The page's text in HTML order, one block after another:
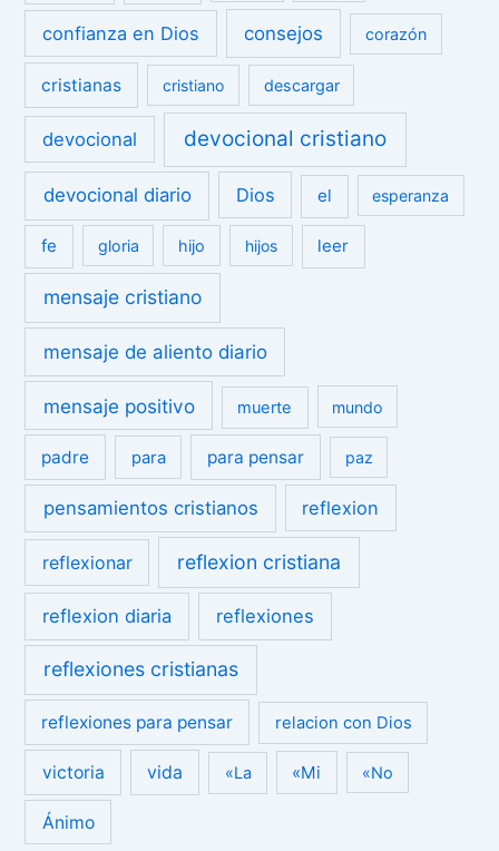
confianza en Dios consejos corazón
cristianas cristiano descargar
devocional devocional cristiano
devocional diario Dios el esperanza
fe gloria hijo hijos leer
mensaje cristiano
mensaje de aliento diario
mensaje positivo muerte mundo
padre para para pensar paz
pensamientos cristianos reflexion
reflexionar reflexion cristiana
reflexion diaria reflexiones
reflexiones cristianas
reflexiones para pensar relacion con Dios
victoria vida «La «Mi «No
Ánimo